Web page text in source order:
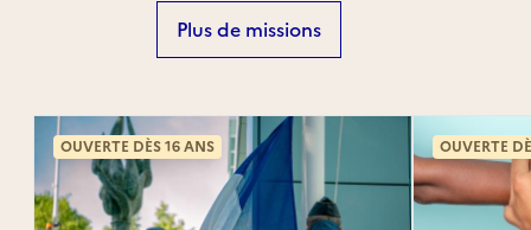
Plus de missions
OUVERTE DÈS 16 ANS OUVERTE